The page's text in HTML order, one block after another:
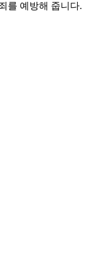
를 예방해 줍니다.